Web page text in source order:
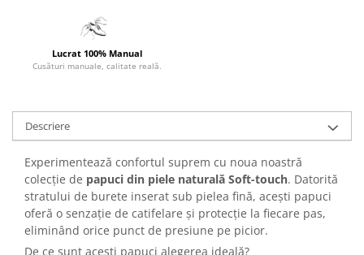
Lucrat 100% Manual
Cusături manuale, calitate reală.
Descriere
Experimentează confortul suprem cu noua noastră
colecție de papuci din piele naturală Soft-touch. Datorită
stratului de burete inserat sub pielea fină, acești papuci
oferă o senzație de catifelare și protecție la fiecare pas,
eliminând orice punct de presiune pe picior.
De ce sunt acești papuci alegerea ideală?